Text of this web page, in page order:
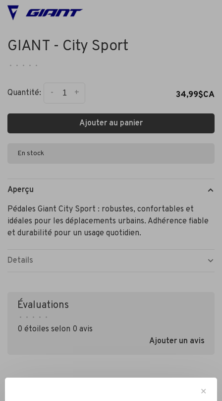
GIANT - City Sport
• • • • •
Quantité: +
- 34,99$CA
Ajouter au panier
En stock
Aperçu
Pédales Giant City Sport : robustes, confortables et
idéales pour les déplacements urbains. Adhérence fiable
et durabilité pour un usage quotidien.
Details
Évaluations
• • • • •
0 étoiles selon 0 avis
Ajouter un avis
✕